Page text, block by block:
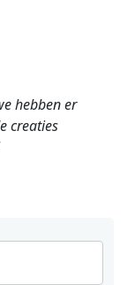
hebben er
creaties